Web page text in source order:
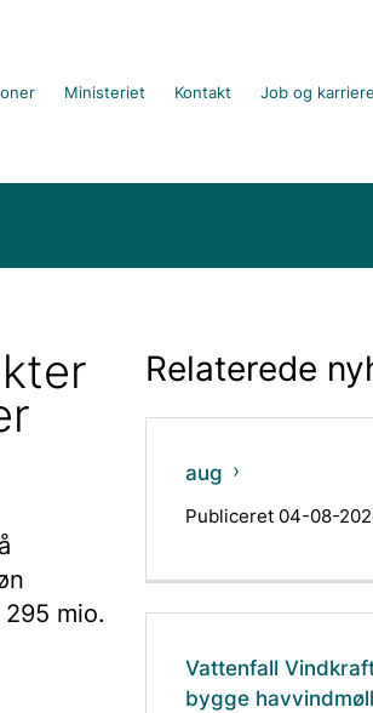
Ministeriet Kontakt Job og karriere
mio.
Relaterede
aug
Publiceret 04-08-
Vattenfall
bygge